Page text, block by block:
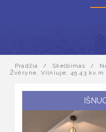
Pradžia / Skelbimas /
Žvėryne, Vilniuje, 45.43 kv.m